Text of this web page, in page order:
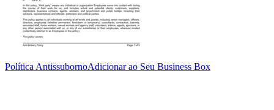
Política AntissubornoAdicionar ao Seu Business Box